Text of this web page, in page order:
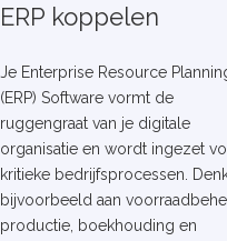
ERP koppelen
Je Enterprise Resource
(ERP) Software vormt de
ruggengraat van je digitale
organisatie en wordt ingezet
kritieke bedrijfsprocessen.
bijvoorbeeld aan
productie, boekhouding en